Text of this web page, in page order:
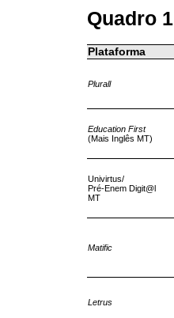
Quadro 1
Plataforma
Plurall
Education First
(Mais Inglês MT)
Univirtus/
Pré‑Enem Digit@l
MT
Matific
Letrus